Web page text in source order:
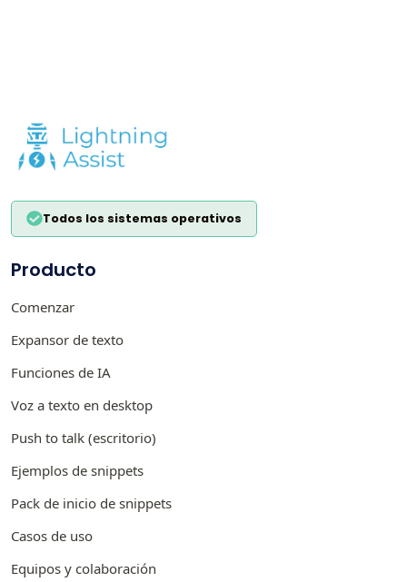
Todos los sistemas operativos
Producto
Comenzar
Expansor de texto
Funciones de IA
Voz a texto en desktop
Push to talk (escritorio)
Ejemplos de snippets
Pack de inicio de snippets
Casos de uso
Equipos y colaboración